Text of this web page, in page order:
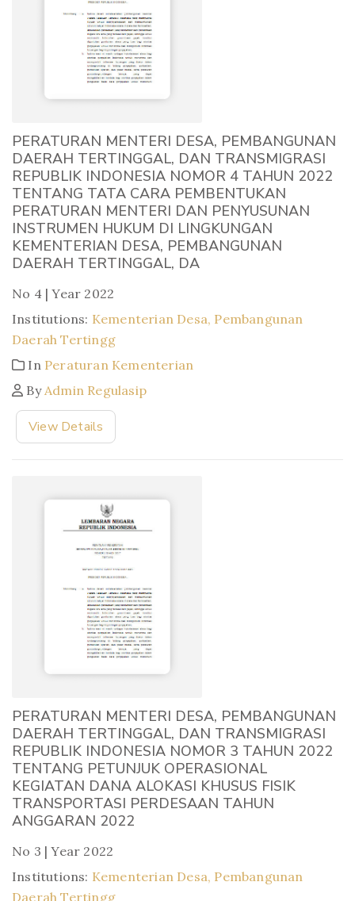
PERATURAN MENTERI DESA, PEMBANGUNAN
DAERAH TERTINGGAL, DAN TRANSMIGRASI
REPUBLIK INDONESIA NOMOR 4 TAHUN 2022
TENTANG TATA CARA PEMBENTUKAN
PERATURAN MENTERI DAN PENYUSUNAN
INSTRUMEN HUKUM DI LINGKUNGAN
KEMENTERIAN DESA, PEMBANGUNAN
DAERAH TERTINGGAL, DA
No 4 | Year 2022
Institutions: Kementerian Desa, Pembangunan
Daerah Tertingg
In Peraturan Kementerian
By Admin Regulasip
View Details
PERATURAN MENTERI DESA, PEMBANGUNAN
DAERAH TERTINGGAL, DAN TRANSMIGRASI
REPUBLIK INDONESIA NOMOR 3 TAHUN 2022
TENTANG PETUNJUK OPERASIONAL
KEGIATAN DANA ALOKASI KHUSUS FISIK
TRANSPORTASI PERDESAAN TAHUN
ANGGARAN 2022
No 3 | Year 2022
Institutions: Kementerian Desa, Pembangunan
Daerah Tertingg